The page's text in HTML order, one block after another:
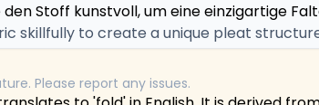
Stoff kunstvoll, um eine einzigartige
skillfully to create a unique pleat
Please report any issues.